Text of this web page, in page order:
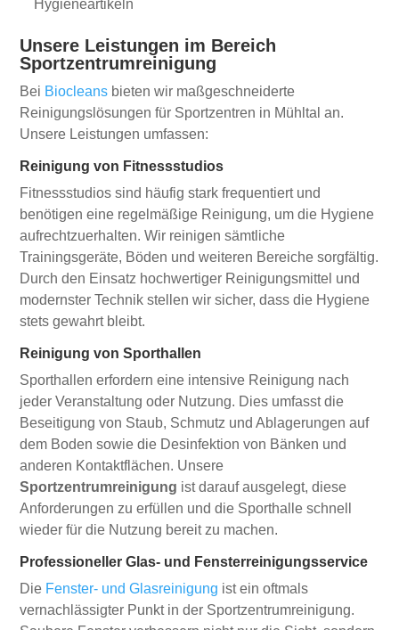
Hygieneartikeln
Unsere Leistungen im Bereich
Sportzentrumreinigung
Bei Biocleans bieten wir maßgeschneiderte
Reinigungslösungen für Sportzentren in Mühltal an.
Unsere Leistungen umfassen:
Reinigung von Fitnessstudios
Fitnessstudios sind häufig stark frequentiert und
benötigen eine regelmäßige Reinigung, um die Hygiene
aufrechtzuerhalten. Wir reinigen sämtliche
Trainingsgeräte, Böden und weiteren Bereiche sorgfältig.
Durch den Einsatz hochwertiger Reinigungsmittel und
modernster Technik stellen wir sicher, dass die Hygiene
stets gewahrt bleibt.
Reinigung von Sporthallen
Sporthallen erfordern eine intensive Reinigung nach
jeder Veranstaltung oder Nutzung. Dies umfasst die
Beseitigung von Staub, Schmutz und Ablagerungen auf
dem Boden sowie die Desinfektion von Bänken und
anderen Kontaktflächen. Unsere
Sportzentrumreinigung ist darauf ausgelegt, diese
Anforderungen zu erfüllen und die Sporthalle schnell
wieder für die Nutzung bereit zu machen.
Professioneller Glas- und Fensterreinigungsservice
Die Fenster- und Glasreinigung ist ein oftmals
vernachlässigter Punkt in der Sportzentrumreinigung.